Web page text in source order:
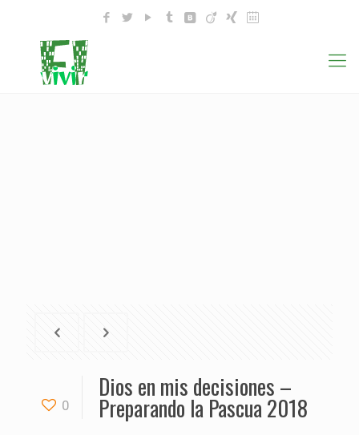
0
Dios en mis decisiones –
Preparando la Pascua 2018